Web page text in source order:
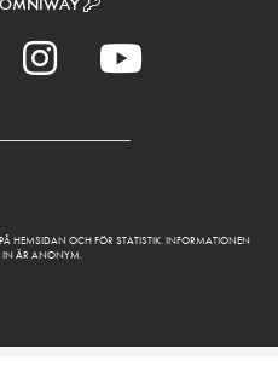
HEMSIDAN OCH FÖR STATISTIK. INFORMATIONEN
ÄR ANONYM.